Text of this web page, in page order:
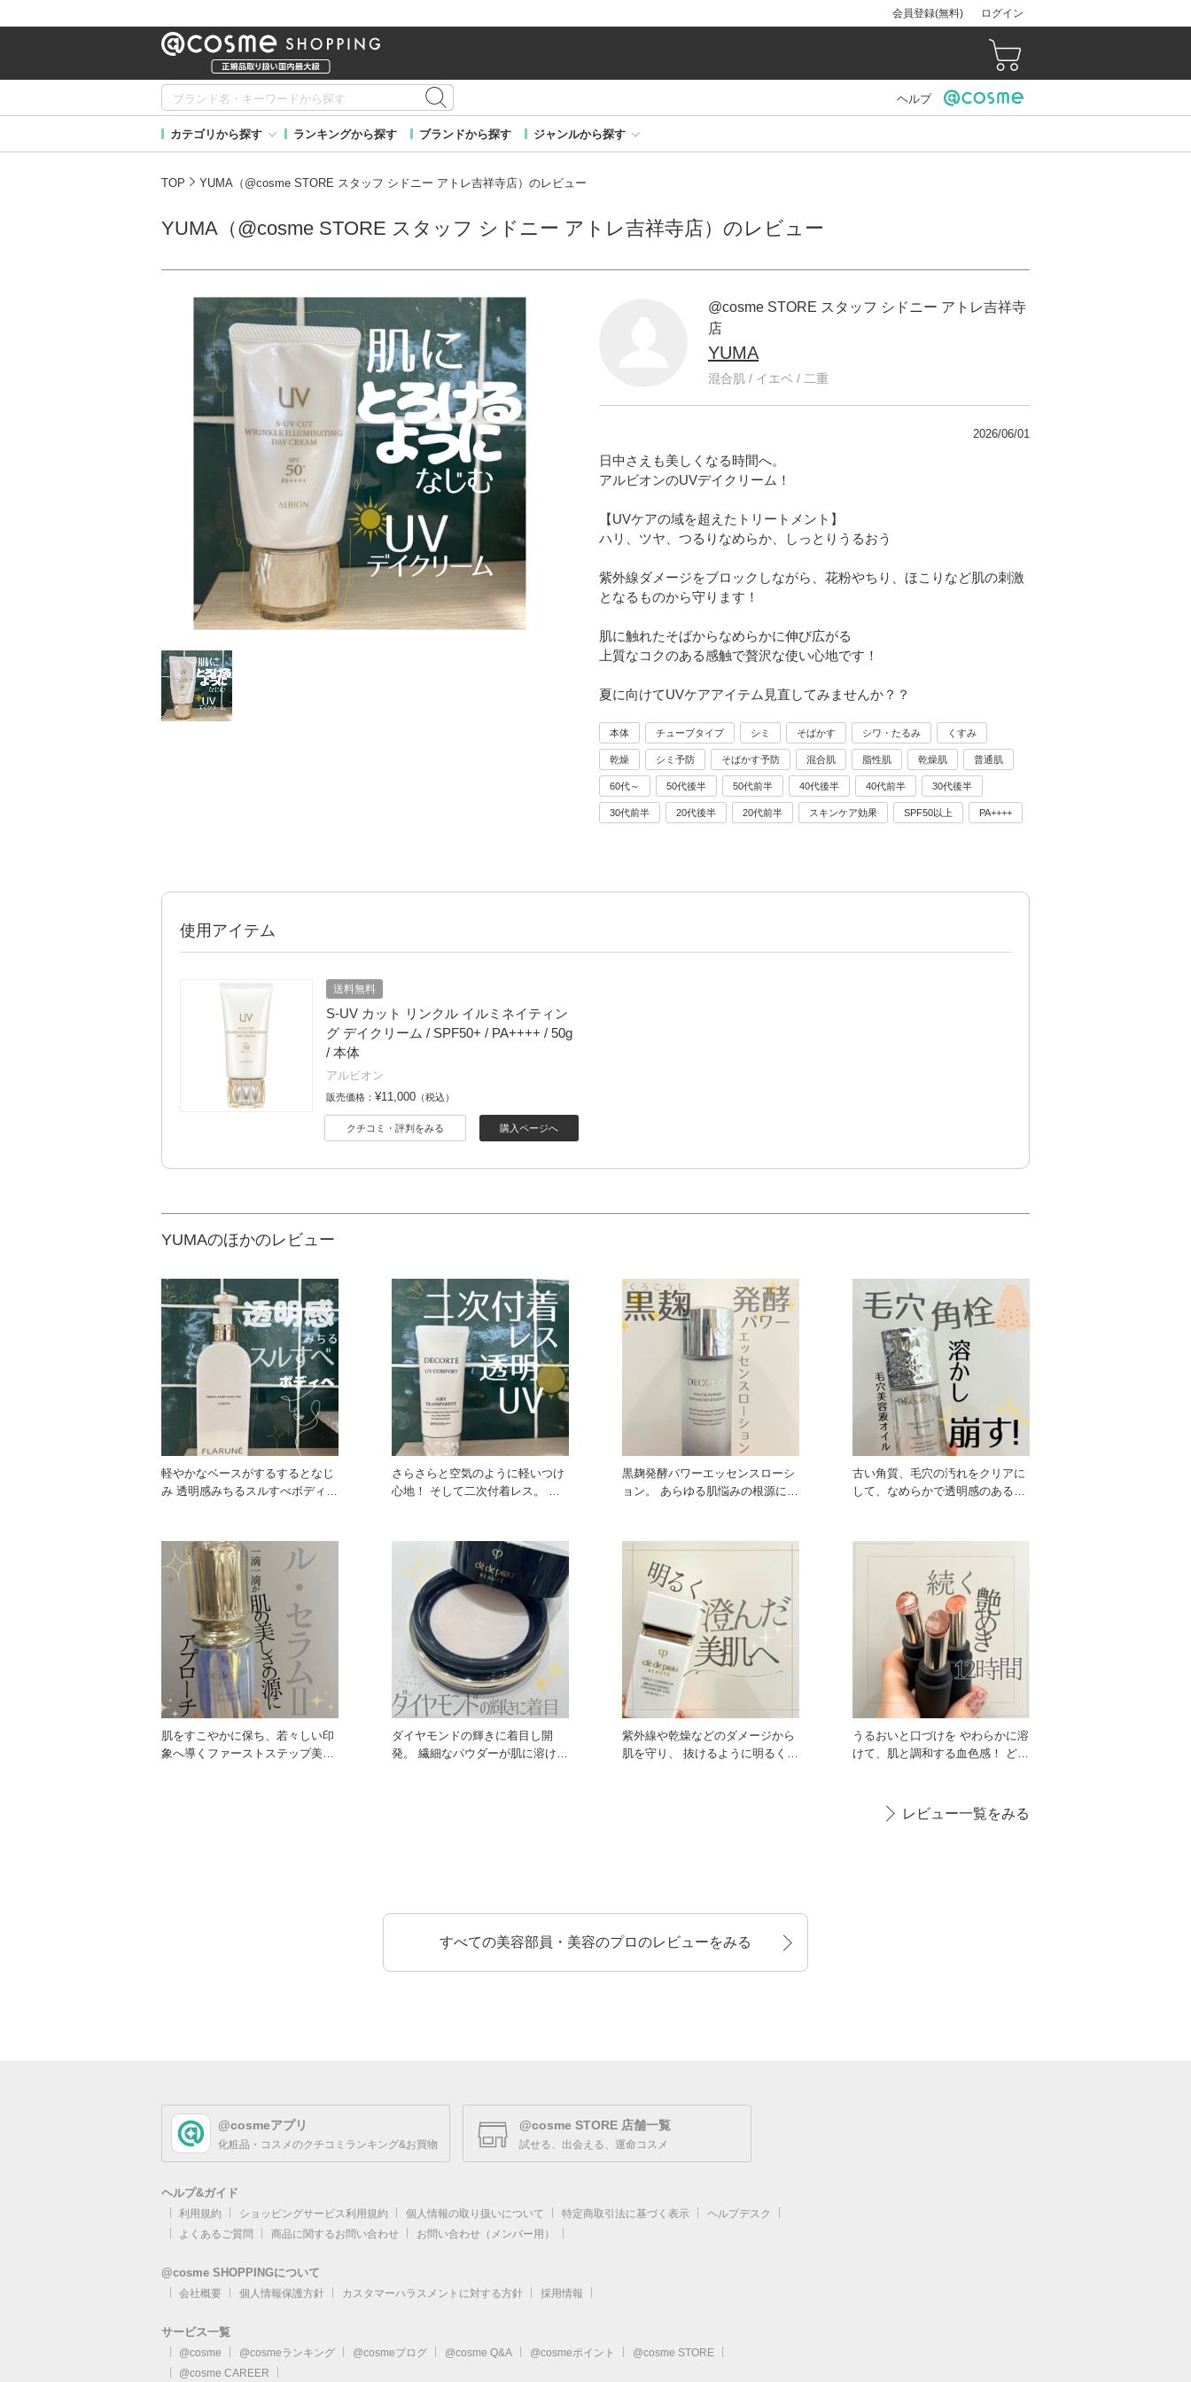
会員登録(無料) ログイン
ヘルプ
カテゴリから探す ランキングから探す ブランドから探す ジャンルから探す
TOP YUMA（@cosme STORE スタッフ シドニー アトレ吉祥寺店）のレビュー
YUMA（@cosme STORE スタッフ シドニー アトレ吉祥寺店）のレビュー
@cosme STORE スタッフ シドニー アトレ吉祥寺
店
YUMA
混合肌 / イエベ / 二重
2026/06/01
日中さえも美しくなる時間へ。
アルビオンのUVデイクリーム！
【UVケアの域を超えたトリートメント】
ハリ、ツヤ、つるりなめらか、しっとりうるおう
紫外線ダメージをブロックしながら、花粉やちり、ほこりなど肌の刺激
となるものから守ります！
肌に触れたそばからなめらかに伸び広がる
上質なコクのある感触で贅沢な使い心地です！
夏に向けてUVケアアイテム見直してみませんか？？
本体 チューブタイプ シミ そばかす シワ・たるみ くすみ
乾燥 シミ予防 そばかす予防 混合肌 脂性肌 乾燥肌 普通肌
60代～ 50代後半 50代前半 40代後半 40代前半 30代後半
30代前半 20代後半 20代前半 スキンケア効果 SPF50以上 PA++++
使用アイテム
送料無料
S-UV カット リンクル イルミネイティン
グ デイクリーム / SPF50+ / PA++++ / 50g
/ 本体
アルビオン
販売価格： ¥11,000 （税込）
購入ページへ
クチコミ・評判をみる
YUMAのほかのレビュー
軽やかなベースがするするとなじ
み 透明感みちるスルすべボディ
さらさらと空気のように軽いつけ
心地！ そして二次付着レス。 日
黒麹発酵パワーエッセンスローシ
ョン。 あらゆる肌悩みの根源にア
古い角質、毛穴の汚れをクリアに
して、なめらかで透明感のある美
肌をすこやかに保ち、若々しい印
象へ導くファーストステップ美容
ダイヤモンドの輝きに着目し開
発。 繊細なパウダーが肌に溶け込
紫外線や乾燥などのダメージから
肌を守り、 抜けるように明るく澄
うるおいと口づけを やわらかに溶
けて、肌と調和する血色感！ どの
レビュー一覧をみる
すべての美容部員・美容のプロのレビューをみる
@cosmeアプリ
化粧品・コスメのクチコミランキング&お買物
@cosme STORE 店舗一覧
試せる、出会える、運命コスメ
ヘルプ&ガイド
利用規約 ショッピングサービス利用規約 個人情報の取り扱いについて 特定商取引法に基づく表示
ヘルプデスク
よくあるご質問
商品に関するお問い合わせ お問い合わせ（メンバー用）
@cosme SHOPPINGについて
会社概要 個人情報保護方針 カスタマーハラスメントに対する方針 採用情報
サービス一覧
@cosme @cosmeランキング @cosmeブログ @cosme Q&A @cosmeポイント
@cosme STORE
@cosme CAREER